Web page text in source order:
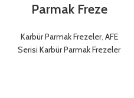
Parmak Freze
Karbür Parmak Frezeler, AFE
Serisi Karbür Parmak Frezeler